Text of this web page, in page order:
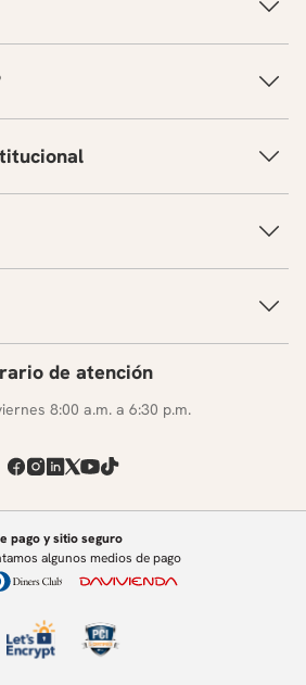
de atención
8:00 a.m. a 6:30 p.m.
pago y sitio seguro
algunos medios de pago